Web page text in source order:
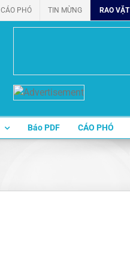
CÁO PHÓ TIN MỪNG RAO VẶT
Báo PDF CÁO PHÓ